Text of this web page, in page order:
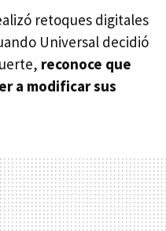
retoques digitales
Universal decidió
reconoce que
a modificar sus